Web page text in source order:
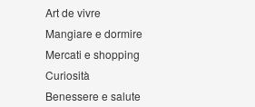
Art de vivre
Mangiare e dormire
Mercati e shopping
Curiosità
Benessere e salute